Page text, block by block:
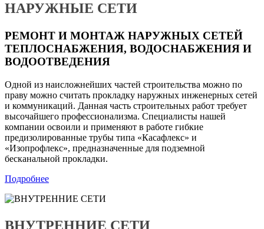
НАРУЖНЫЕ СЕТИ
РЕМОНТ И МОНТАЖ НАРУЖНЫХ СЕТЕЙ
ТЕПЛОСНАБЖЕНИЯ, ВОДОСНАБЖЕНИЯ И
ВОДООТВЕДЕНИЯ
Одной из наисложнейших частей строительства можно по
праву можно считать прокладку наружных инженерных сетей
и коммуникаций. Данная часть строительных работ требует
высочайшего профессионализма. Специалисты нашей
компании освоили и применяют в работе гибкие
предизолированные трубы типа «Касафлекс» и
«Изопрофлекс», предназначенные для подземной
бесканальной прокладки.
Подробнее
ВНУТРЕННИЕ СЕТИ